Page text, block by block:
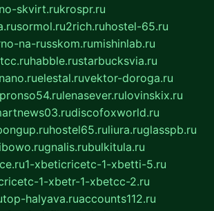
skvirt.rukrospr.ru
sormol.ru2rich.ruhostel-65.ru
na-russkom.rumishinlab.ru
habble.rustarbucksvia.ru
elestal.ruvektor-doroga.ru
pronso54.rulenasever.rulovinskix.ru
discofoxworld.ru
hostel65.ruliura.ruglasspb.ru
gnalis.rubulkitula.ru
1-xbeticricetc-1-xbetti-5.ru
1-xbetr-1-xbetcc-2.ru
top-halyava.ruaccounts112.ru